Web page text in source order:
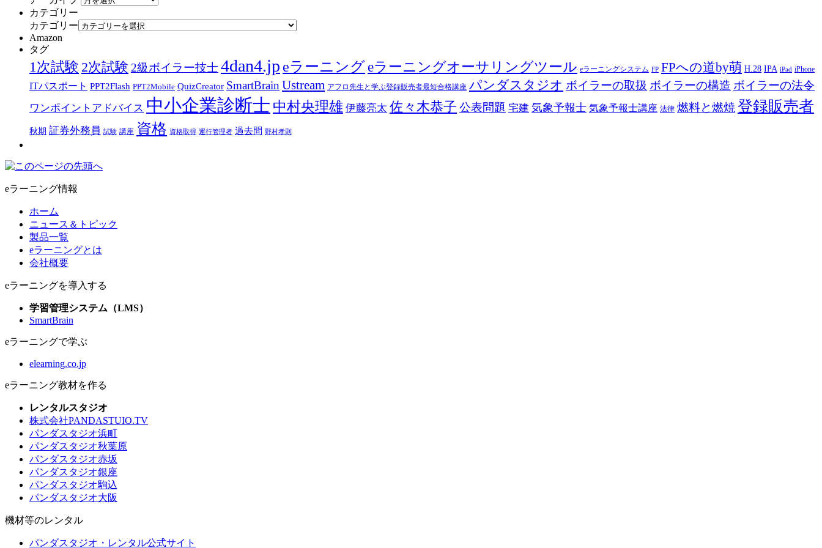
カテゴリー
カテゴリー
Amazon
タグ
1次試験 2次試験 2級ボイラー技士4dan4.jp eラーニング eラーニングオーサリングツール eラーニングシステム FP FPへの道by萌 H.28 IPA iPad iPhone
ITパスポート PPT2Flash PPT2Mobile QuizCreator SmartBrain Ustream アフロ先生と学ぶ登録販売者最短合格講座 パンダスタジオ ボイラーの取扱 ボイラーの構造 ボイラーの法令
ワンポイントアドバイス 中小企業診断士 中村央理雄 伊藤亮太 佐々木恭子 公表問題 宅建 気象予報士 気象予報士講座 法律 燃料と燃焼 登録販売者
秋期 証券外務員 試験 講座 資格 資格取得 運行管理者 過去問 野村孝則
eラーニング情報
ホーム
ニュース＆トピック
製品一覧
eラーニングとは
会社概要
eラーニングを導入する
学習管理システム（LMS）
SmartBrain
eラーニングで学ぶ
elearning.co.jp
eラーニング教材を作る
レンタルスタジオ
株式会社PANDASTUIO.TV
パンダスタジオ浜町
パンダスタジオ秋葉原
パンダスタジオ赤坂
パンダスタジオ銀座
パンダスタジオ駒込
パンダスタジオ大阪
機材等のレンタル
パンダスタジオ・レンタル公式サイト